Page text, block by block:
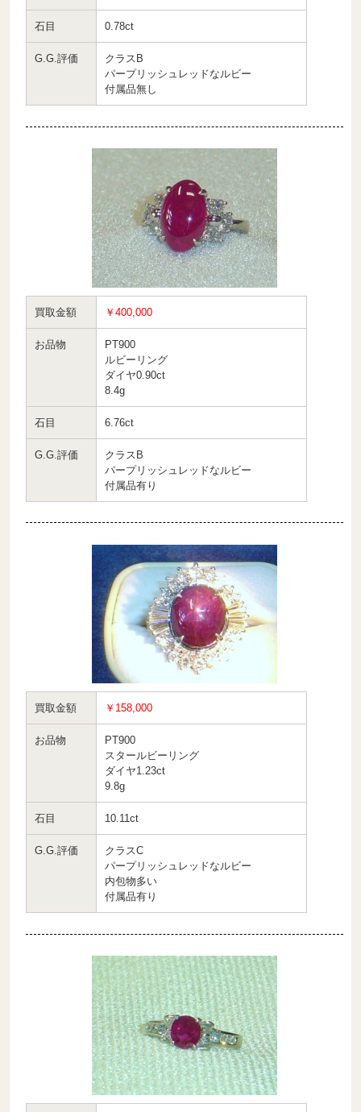
石目 0.78ct
G.G.評価
クラスB
パープリッシュレッドなルビー
付属品無し
買取金額 ￥400,000
お品物
PT900
ルビーリング
ダイヤ0.90ct
8.4g
石目 6.76ct
G.G.評価
クラスB
パープリッシュレッドなルビー
付属品有り
買取金額 ￥158,000
お品物
PT900
スタールビーリング
ダイヤ1.23ct
9.8g
石目 10.11ct
G.G.評価
クラスC
パープリッシュレッドなルビー
内包物多い
付属品有り